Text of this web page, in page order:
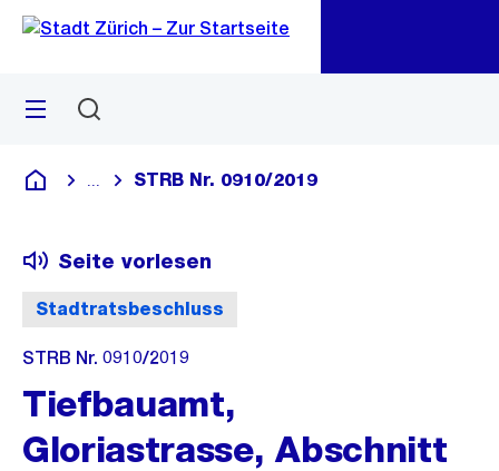
Navigation
Sprunglink
Menü
Deutsch
Blende alle Breadcrumbs ein
STRB Nr. 0910/2019
Stadtratsbeschluss
Seite vorlesen
STRB Nr. 0910/2019
Tiefbauamt,
Gloriastrasse, Abschnitt